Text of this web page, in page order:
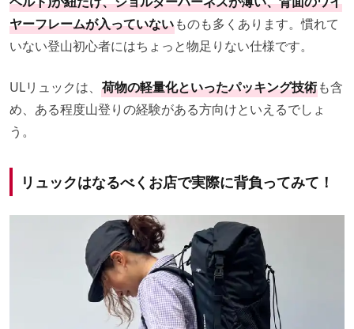
ヤーフレームが入っていないものも多くあります。慣れて
いない登山初心者にはちょっと物足りない仕様です。
ULリュックは、 荷物の軽量化といったパッキング技術も含
め、ある程度山登りの経験がある方向けといえるでしょ
う。
リュックはなるべくお店で実際に背負ってみて！